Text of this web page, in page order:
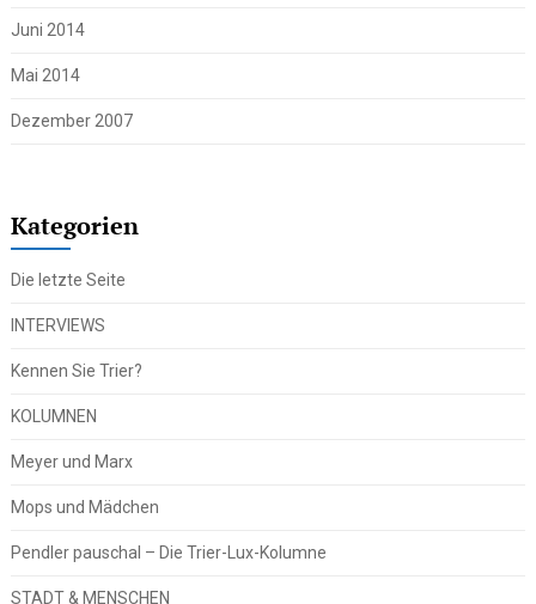
Juni 2014
Mai 2014
Dezember 2007
Kategorien
Die letzte Seite
INTERVIEWS
Kennen Sie Trier?
KOLUMNEN
Meyer und Marx
Mops und Mädchen
Pendler pauschal – Die Trier-Lux-Kolumne
STADT & MENSCHEN